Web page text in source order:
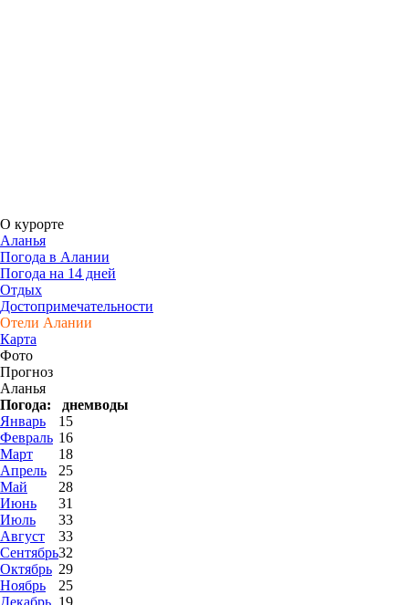
О курорте
Аланья
Погода в Алании
Погода на 14 дней
Отдых
Достопримечательности
Отели Алании
Карта
Фото
Прогноз
Аланья
Погода:
днемводы
Январь
15
Февраль 16
Март
18
Апрель
25
Май
28
Июнь
31
Июль
33
Август
33
Сентябрь32
Октябрь 29
Ноябрь
25
Декабрь 19